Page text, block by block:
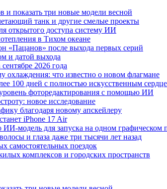
и показать три новые модели весной
танк и другие смелые проекты
открытого доступа систему ИИ
в Тихом океане
«Пацанов» после выхода первых серий
и датой выхода
2026 года
охлаждения: что известно о новом флагмане
100 дней с полностью искусственным
фоторедактирования с помощью ИИ
новое исследование
благодаря новому апскейлеру
iPhone 17 Air
модель для запуска на одном графическом
и глаза даже три тысячи лет назад
самостоятельных поездок
комплексов и городских пространств